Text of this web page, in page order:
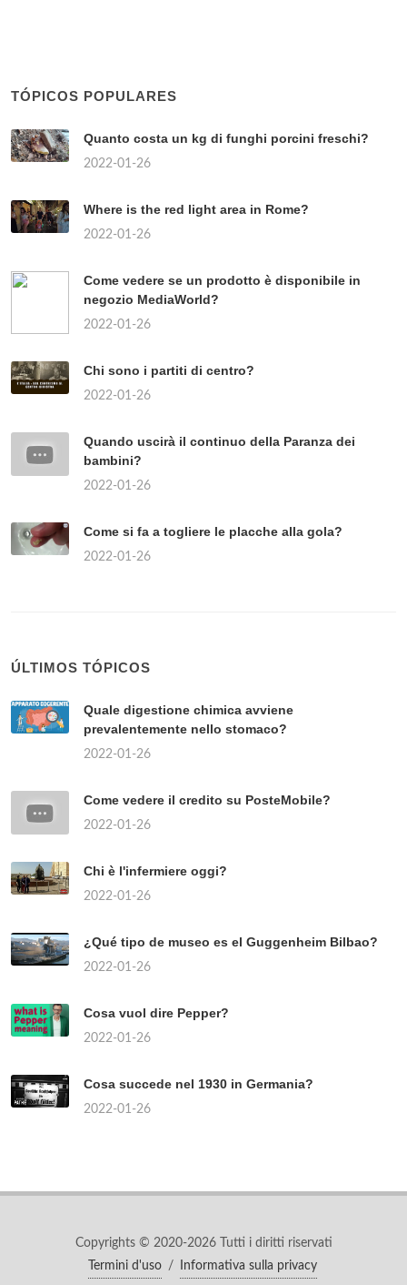
TÓPICOS POPULARES
Quanto costa un kg di funghi porcini freschi?
2022-01-26
Where is the red light area in Rome?
2022-01-26
Come vedere se un prodotto è disponibile in
negozio MediaWorld?
2022-01-26
Chi sono i partiti di centro?
2022-01-26
Quando uscirà il continuo della Paranza dei
bambini?
2022-01-26
Come si fa a togliere le placche alla gola?
2022-01-26
ÚLTIMOS TÓPICOS
Quale digestione chimica avviene
prevalentemente nello stomaco?
2022-01-26
Come vedere il credito su PosteMobile?
2022-01-26
Chi è l'infermiere oggi?
2022-01-26
¿Qué tipo de museo es el Guggenheim Bilbao?
2022-01-26
Cosa vuol dire Pepper?
2022-01-26
Cosa succede nel 1930 in Germania?
2022-01-26
Copyrights © 2020-2026 Tutti i diritti riservati
Termini d'uso
/ Informativa sulla privacy